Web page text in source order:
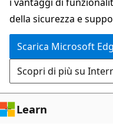
principale
della sicurezza e
Scarica Microsoft
Scopri di più su
Learn